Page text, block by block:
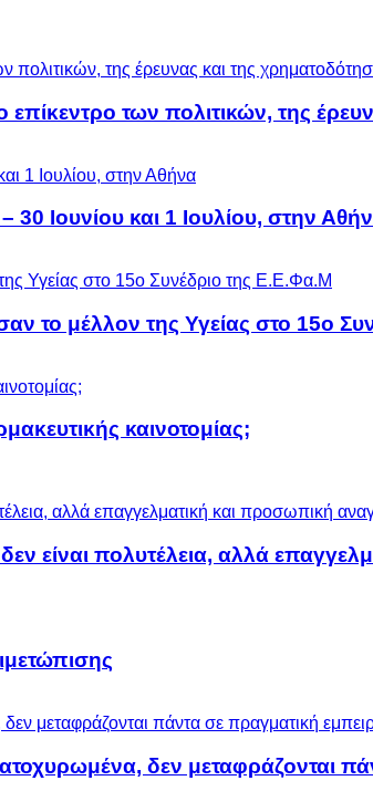
των πολιτικών, της
Ιουνίου και 1 Ιουλίου, στην
το μέλλον της Υγείας στο 15ο
καινοτομίας;
είναι πολυτέλεια, αλλά
δεν μεταφράζονται